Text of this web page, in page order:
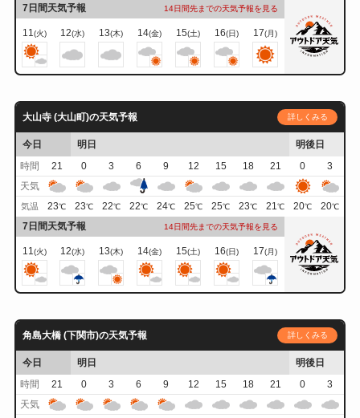
7日間天気予報 14日間先までの天気予報を見る
11(火) 12(水) 13(木) 14(金) 15(土) 16(日) 17(月)
大山寺 (大山町)の天気予報 詳しくみる
今日 明日
明後日
時間
21 0 3 6 9 12 15 18 21 0
3
天気
気温 23℃ 23℃ 22℃ 22℃ 24℃ 25℃ 25℃ 23℃ 21℃ 20℃ 20℃
7日間天気予報 14日間先までの天気予報を見る
11(火) 12(水) 13(木) 14(金) 15(土) 16(日) 17(月)
角島大橋 (下関市)の天気予報 詳しくみる
今日 明日
明後日
時間
21 0 3 6 9 12 15 18 21 0
3
天気